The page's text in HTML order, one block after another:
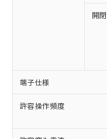
開
端子仕様
許容操作頻度ご利用条
対応済み
非含有に対応
対応予定：EU
有に対応し